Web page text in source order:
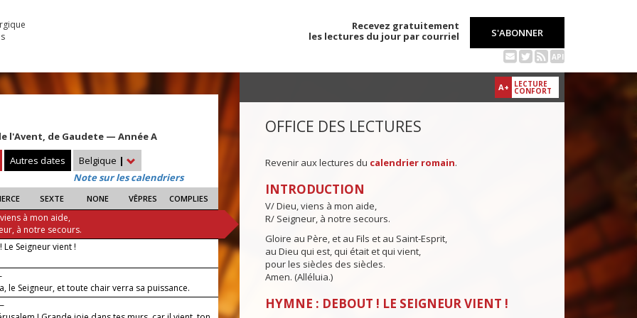
Recevez gratuitement
les lectures du jour par courriel
S'ABONNER
API
l'Avent, de Gaudete — Année A
Autres dates
Belgique |
Note sur les calendriers
SEXTE NONE VÊPRES COMPLIES
à mon aide,
à notre secours.
Le Seigneur vient !
le Seigneur, et toute chair verra sa puissance.
A+ LECTURE
CONFORT
OFFICE DES LECTURES
Revenir aux lectures du calendrier romain.
INTRODUCTION
V/ Dieu, viens à mon aide,
R/ Seigneur, à notre secours.
Gloire au Père, et au Fils et au Saint-Esprit,
au Dieu qui est, qui était et qui vient,
pour les siècles des siècles.
Amen. (Alléluia.)
HYMNE : DEBOUT ! LE SEIGNEUR VIENT !